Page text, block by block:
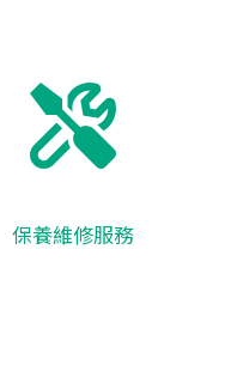
保養維修服務